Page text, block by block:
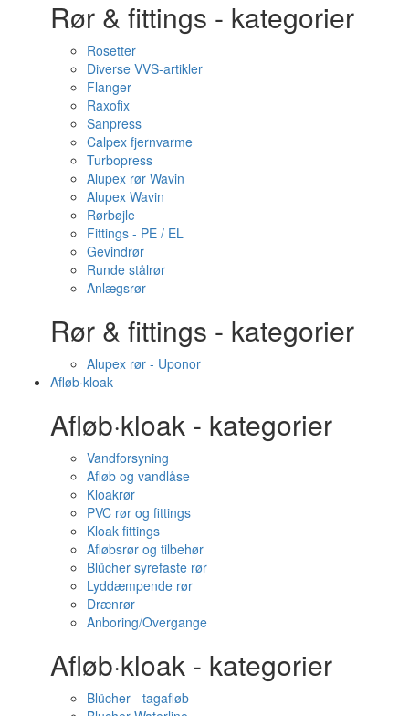
Rør & fittings - kategorier
Rosetter
Diverse VVS-artikler
Flanger
Raxofix
Sanpress
Calpex fjernvarme
Turbopress
Alupex rør Wavin
Alupex Wavin
Rørbøjle
Fittings - PE / EL
Gevindrør
Runde stålrør
Anlægsrør
Rør & fittings - kategorier
Alupex rør - Uponor
Afløb·kloak
Afløb·kloak - kategorier
Vandforsyning
Afløb og vandlåse
Kloakrør
PVC rør og fittings
Kloak fittings
Afløbsrør og tilbehør
Blücher syrefaste rør
Lyddæmpende rør
Drænrør
Anboring/Overgange
Afløb·kloak - kategorier
Blücher - tagafløb